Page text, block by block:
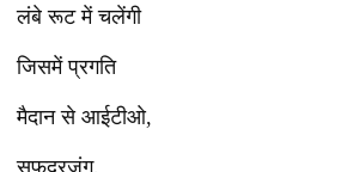
लंबे रूट में चलेंगी
जिसमें प्रगति
मैदान से आईटीओ,